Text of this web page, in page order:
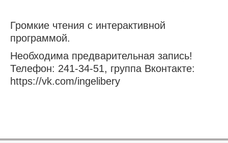
Громкие чтения с интерактивной
программой.
Необходима предварительная запись!
Телефон: 241-34-51, группа Вконтакте:
https://vk.com/ingelibery